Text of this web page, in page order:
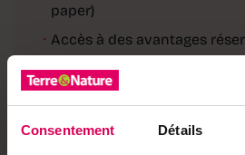
Consentement Détails
paper)
· Accès à des avantages
abonnés
Déjà abonné·e ?